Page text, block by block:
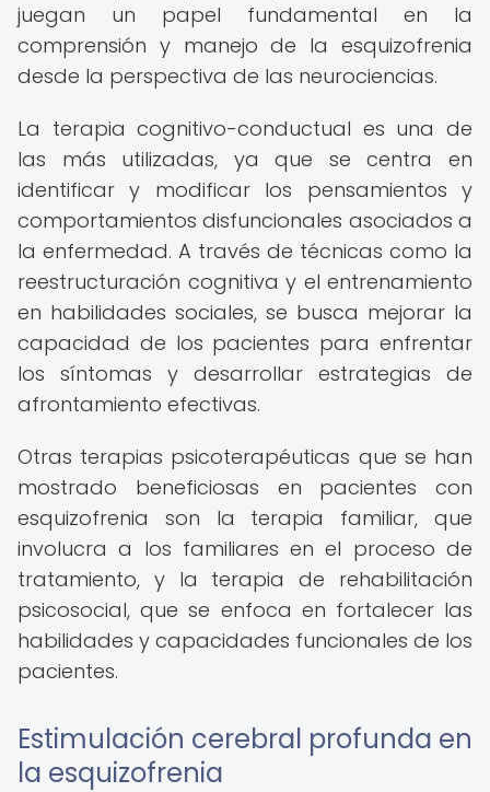
juegan un papel fundamental en la
comprensión y manejo de la esquizofrenia
desde la perspectiva de las neurociencias.
La terapia cognitivo-conductual es una de
las más utilizadas, ya que se centra en
identificar y modificar los pensamientos y
comportamientos disfuncionales asociados a
la enfermedad. A través de técnicas como la
reestructuración cognitiva y el entrenamiento
en habilidades sociales, se busca mejorar la
capacidad de los pacientes para enfrentar
los síntomas y desarrollar estrategias de
afrontamiento efectivas.
Otras terapias psicoterapéuticas que se han
mostrado beneficiosas en pacientes con
esquizofrenia son la terapia familiar, que
involucra a los familiares en el proceso de
tratamiento, y la terapia de rehabilitación
psicosocial, que se enfoca en fortalecer las
habilidades y capacidades funcionales de los
pacientes.
Estimulación cerebral profunda en
la esquizofrenia